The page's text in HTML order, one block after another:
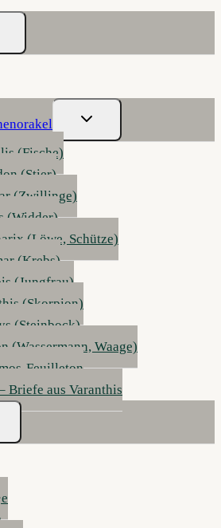
Untermenü
Umschalten
(Fische)
(Stier)
(Zwillinge)
(Widder)
(Löwe, Schütze)
(Krebs)
(Jungfrau)
(Skorpion)
(Steinbock)
(Wassermann, Waage)
Feuilleton
Briefe aus Varanthis